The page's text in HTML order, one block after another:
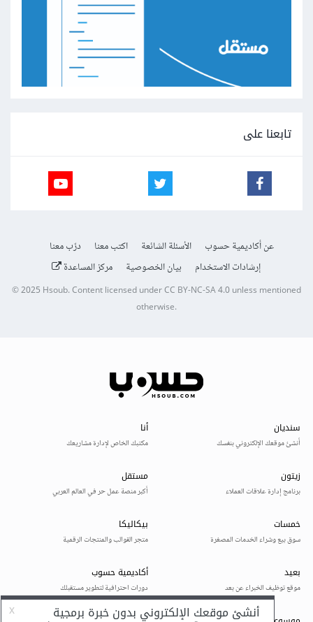
تابعنا على
عن أكاديمية حسوب الأسئلة الشائعة اكتب معنا
درّب معنا
إرشادات الاستخدام
بيان الخصوصية مركز المساعدة
© 2025Hsoub.Content licensed underCC BY-NC-SA 4.0unless mentioned
otherwise.